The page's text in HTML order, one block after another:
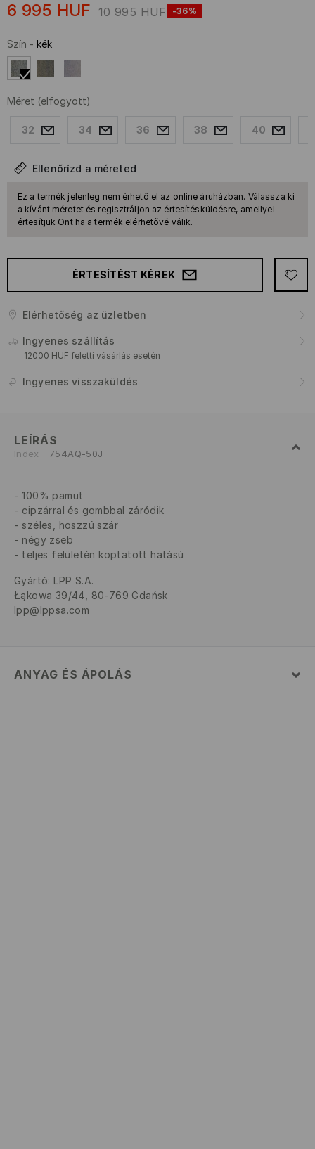
6 995 HUF 10 995 HUF -36%
Szín - kék
Méret (elfogyott)
32 34 36 38 40
Ellenőrízd a méreted
Ez a termék jelenleg nem érhető el az online áruházban. Válassza ki
a kívánt méretet és regisztráljon az értesítésküldésre, amellyel
értesítjük Önt ha a termék elérhetővé válik.
ÉRTESÍTÉST KÉREK
Elérhetőség az üzletben
Ingyenes szállítás
12000 HUF feletti vásárlás esetén
Ingyenes visszaküldés
LEÍRÁS
Index 754AQ-50J
100% pamut
cipzárral és gombbal záródik
széles, hoszzú szár
négy zseb
teljes felületén koptatott hatású
Gyártó: LPP S.A.
Łąkowa 39/44, 80-769 Gdańsk
lpp@lppsa.com
ANYAG ÉS ÁPOLÁS